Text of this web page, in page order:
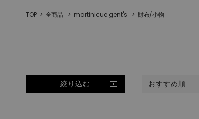
TOP 全商品 martinique gent's 財布/小物
絞り込む おすすめ順